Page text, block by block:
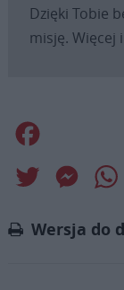
Dzięki Tobie
misję. Więcej
Twitter
Wersja do